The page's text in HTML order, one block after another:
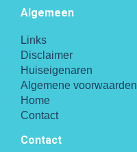
Algemeen
Links
Disclaimer
Huiseigenaren
Algemene voorwaarden
Home
Contact
Contact